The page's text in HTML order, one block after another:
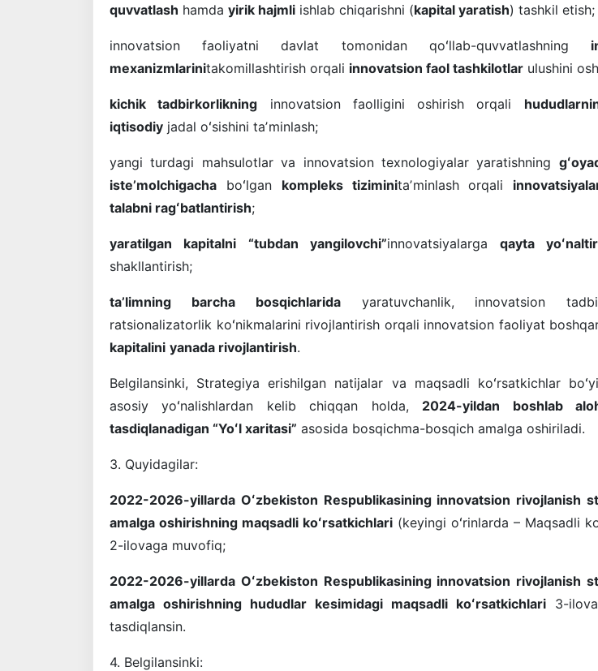
quvvatlash hamda yirik hajmli ishlab chiqarishni (kapital yaratish) tashkil etish;
innovatsion faoliyatni davlat tomonidan qoʻllab-quvvatlashning
mexanizmlarinitakomillashtirish orqali innovatsion faol tashkilotlar ulushini
kichik tadbirkorlikning innovatsion faolligini oshirish orqali
iqtisodiy jadal oʻsishini taʼminlash;
yangi turdagi mahsulotlar va innovatsion texnologiyalar yaratishning
isteʼmolchigacha boʻlgan kompleks tiziminitaʼminlash orqali
talabni ragʻbatlantirish;
yaratilgan kapitalni “tubdan yangilovchi”innovatsiyalarga qayta
shakllantirish;
taʼlimning barcha bosqichlaridayaratuvchanlik, innovatsion
ratsionalizatorlik koʻnikmalarini rivojlantirish orqali innovatsion faoliyat
kapitalini yanada rivojlantirish.
Belgilansinki, Strategiya erishilgan natijalar va maqsadli koʻrsatkichlar
asosiy yoʻnalishlardan kelib chiqqan holda, 2024-yildan boshlab
tasdiqlanadigan “Yoʻl xaritasi” asosida bosqichma-bosqich amalga oshiriladi.
3. Quyidagilar:
2022-2026-yillarda Oʻzbekiston Respublikasining innovatsion rivojlanish
amalga oshirishning maqsadli koʻrsatkichlari (keyingi oʻrinlarda – Maqsadli
2-ilovaga muvofiq;
2022-2026-yillarda Oʻzbekiston Respublikasining innovatsion rivojlanish
amalga oshirishning hududlar kesimidagi maqsadli koʻrsatkichlari 3-
tasdiqlansin.
4. Belgilansinki: